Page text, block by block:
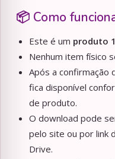
📦 Como
Este é um produto
Nenhum item físico
Após a confirmação
fica disponível
de produto.
O download pode
pelo site ou por link
Drive.